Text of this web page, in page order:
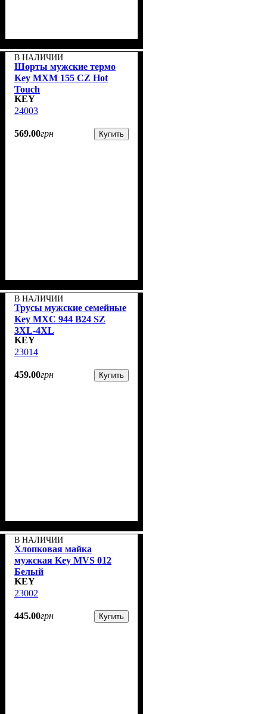
В НАЛИЧИИ
Шорты мужские термо
Key MXM 155 CZ Hot
Touch
KEY
24003
569.00грн Купить
В НАЛИЧИИ
Трусы мужские семейные
Key MXC 944 В24 SZ
3XL-4XL
KEY
23014
459.00грн Купить
В НАЛИЧИИ
Хлопковая майка
мужская Key MVS 012
Белый
KEY
23002
445.00грн Купить